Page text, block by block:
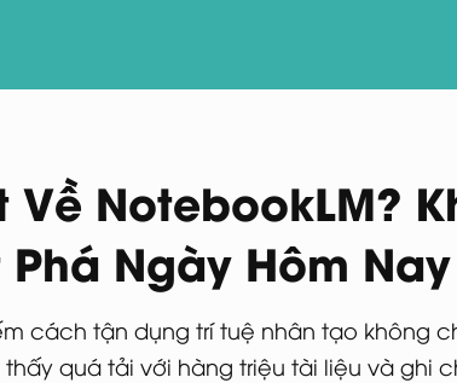
Về NotebookLM?
Ngày Hôm Nay
cách tận dụng trí tuệ nhân tạo không
quá tải với hàng triệu tài liệu và ghi